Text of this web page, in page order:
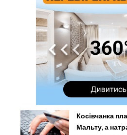
Косівчанка
Мальту, а